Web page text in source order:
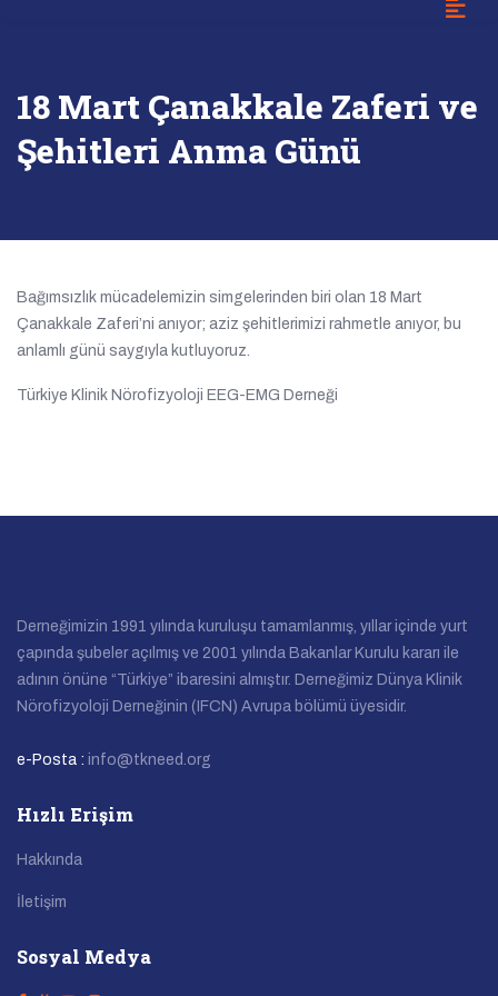
18 Mart Çanakkale Zaferi ve
Şehitleri Anma Günü
Bağımsızlık mücadelemizin simgelerinden biri olan 18 Mart
Çanakkale Zaferi’ni anıyor; aziz şehitlerimizi rahmetle anıyor, bu
anlamlı günü saygıyla kutluyoruz.
Türkiye Klinik Nörofizyoloji EEG-EMG Derneği
Derneğimizin 1991 yılında kuruluşu tamamlanmış, yıllar içinde yurt
çapında şubeler açılmış ve 2001 yılında Bakanlar Kurulu kararı ile
adının önüne “Türkiye” ibaresini almıştır. Derneğimiz Dünya Klinik
Nörofizyoloji Derneğinin (IFCN) Avrupa bölümü üyesidir.
e-Posta : info@tkneed.org
Hızlı Erişim
Hakkında
İletişim
Sosyal Medya